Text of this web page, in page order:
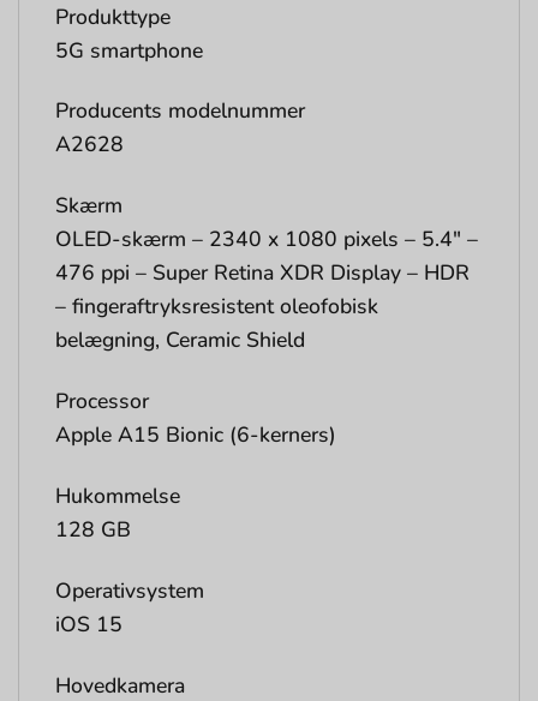
Produkttype
5G smartphone
Producents modelnummer
A2628
Skærm
OLED-skærm – 2340 x 1080 pixels – 5.4″ –
476 ppi – Super Retina XDR Display – HDR
– fingeraftryksresistent oleofobisk
belægning, Ceramic Shield
Processor
Apple A15 Bionic (6-kerners)
Hukommelse
128 GB
Operativsystem
iOS 15
Hovedkamera